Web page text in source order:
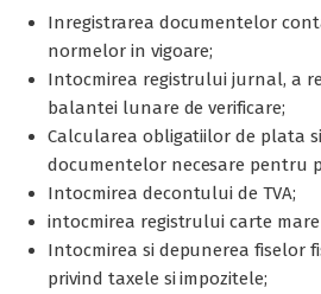
Inregistrarea documentelor
normelor in vigoare;
Intocmirea registrului jurnal, a
balantei lunare de verificare;
Calcularea obligatiilor de plata
documentelor necesare pentru
Intocmirea decontului de TVA;
intocmirea registrului carte mare
Intocmirea si depunerea fiselor
privind taxele si impozitele;